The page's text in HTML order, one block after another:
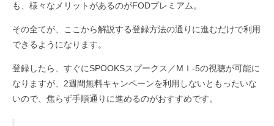
も、様々なメリットがあるのがFODプレミアム。
その全てが、ここから解説する登録方法の通りに進むだけで利用
できるようになります。
登録したら、すぐにSPOOKSスプークス／MＩ-5の視聴が可能に
なりますが、2週間無料キャンペーンを利用しないともったいな
いので、焦らず手順通りに進めるのがおすすめです。